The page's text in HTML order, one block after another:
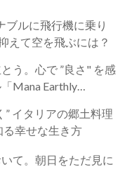
ブルに飛行機に乗り
えて空を飛ぶには？
う。心で ”良さ" を感
Mana Earthly
” イタリアの郷土料理
る幸せな生き方
て。朝日をただ見に